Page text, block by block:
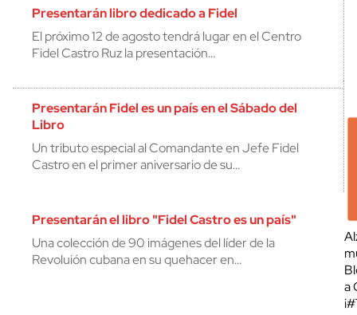
Presentarán libro dedicado a Fidel
El próximo 12 de agosto tendrá lugar en el Centro
Fidel Castro Ruz la presentación…
Presentarán Fidel es un país en el Sábado del
Libro
Un tributo especial al Comandante en Jefe Fidel
Castro en el primer aniversario de su…
Presentarán el libro "Fidel Castro es un país"
Una colección de 90 imágenes del líder de la
Revoluión cubana en su quehacer en…
a